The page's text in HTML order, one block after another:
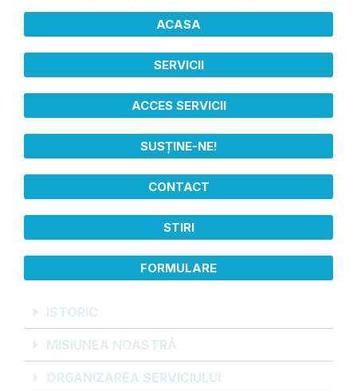
ACASA
SERVICII
ACCES SERVICII
SUSȚINE-NE!
CONTACT
STIRI
FORMULARE
ISTORIC
MISIUNEA NOASTRĂ
ORGANIZAREA SERVICIULUI